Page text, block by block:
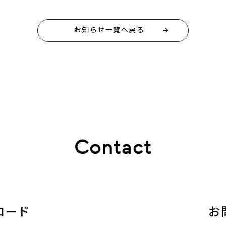
お知らせ一覧へ戻る
Contact
ード お